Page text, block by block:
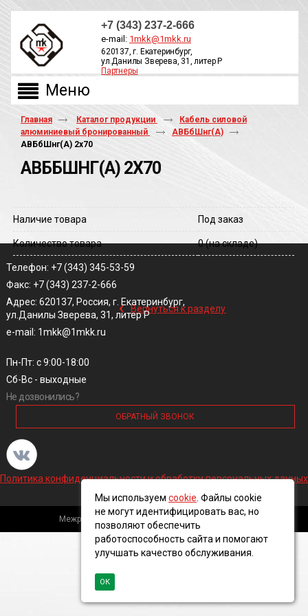
+7 (343) 237-2-666
e-mail: 1mkk@1mkk.ru
620137, г. Екатеринбург,
ул.Данилы Зверева, 31, литер Р
Партнеры
Главная Каталог продукции
Кабель силовой
алюминиевый бронированный
АВБбШнг(А)
АВБбШнг(A) 2х70
АВББШНГ(A) 2Х70
Наличие товара Под заказ
Количество товара 0(на складе)
‹ Вернуться к разделу
Телефон: +7 (343) 345-53-59
Факс: +7 (343) 237-2-666
Адрес: 620137, Россия, г. Екатеринбург,
ул.Данилы Зверева, 31, литер Р
e-mail: 1mkk@1mkk.ru
Пн-Пт: с 9:00-18:00
Сб-Вс - выходные
Не дозвонились?
ОБРАТНЫЙ ЗВОНОК
Политика конфиденциальности и обработки персональных данных
Межрегиональная кабельная компания, 2016 ©
Мы используем cookie . Файлы cookie
не могут идентифицировать вас, но
позволяют обеспечить
работоспособность сайта и помогают
улучшать качество обслуживания.
ОК